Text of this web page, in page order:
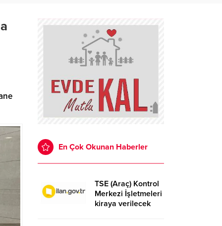
En Çok Okunan Haberler
TSE (Araç) Kontrol
Merkezi İşletmeleri
kiraya verilecek